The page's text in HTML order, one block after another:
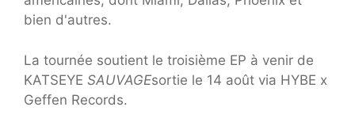
bien d'autres.
La tournée soutient le troisième EP à venir de
KATSEYE SAUVAGEsortie le 14 août via HYBE x
Geffen Records.